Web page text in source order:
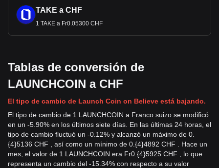
TAKE a CHF
1 TAKE a Fr0.05300 CHF
Tablas de conversión de
LAUNCHCOIN a CHF
El tipo de cambio de Launch Coin on Believe está bajando.
El tipo de cambio de 1 LAUNCHCOIN a Franco suizo se modificó
en un -5.90% en los últimos siete días. En las últimas 24 horas, el
tipo de cambio fluctuó un -0.12% y alcanzó un máximo de 0.
{4}5136 CHF , así como un mínimo de 0.{4}4892 CHF . Hace un
mes, el valor de 1 LAUNCHCOIN era Fr0.{4}5925 CHF , lo que
representa un cambio del -15.34% con respecto a su valor